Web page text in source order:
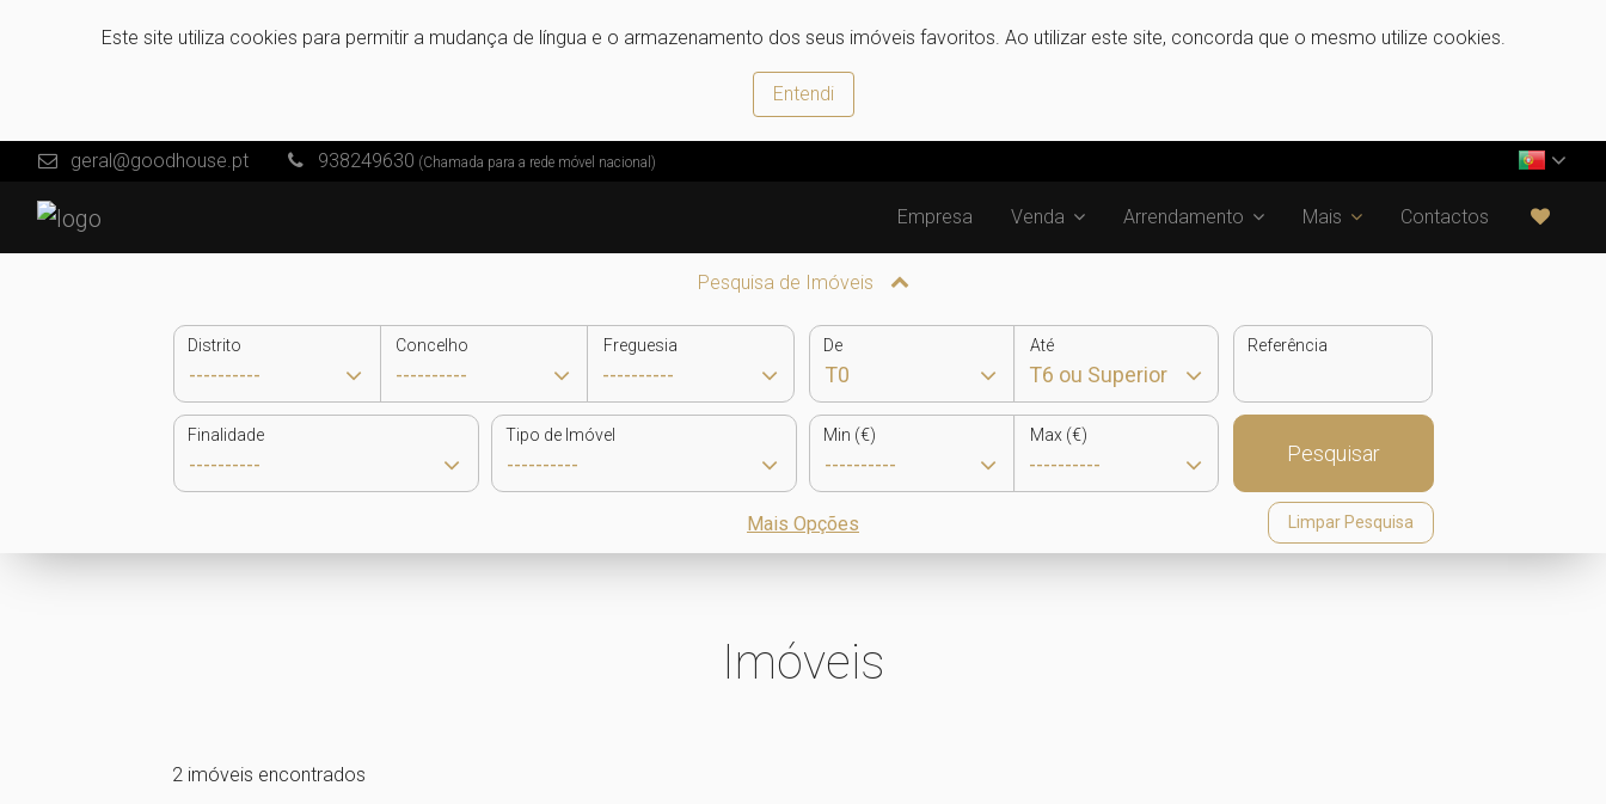
Este site utiliza cookies para permitir a mudança de língua e o armazenamento dos seus imóveis favoritos. Ao utilizar este site, concorda que o mesmo utilize cookies.
Entendi
geral@goodhouse.pt 938249630 (Chamada para a rede móvel nacional)
Empresa Venda Arrendamento Mais Contactos
Pesquisa de Imóveis
Distrito Concelho Freguesia De Até Referência
Finalidade Tipo de Imóvel Min (€) Max (€)
Pesquisar
Mais Opções Limpar Pesquisa
Imóveis
2 imóveis encontrados